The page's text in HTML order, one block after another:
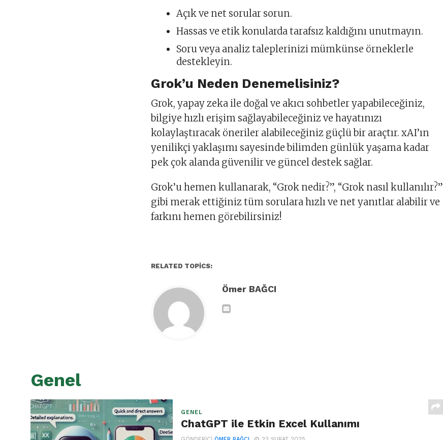
Açık ve net sorular sorun.
Hassas ve etik konularda tarafsız kaldığını unutmayın.
Soru veya analiz taleplerinizi mümkünse örneklerle
destekleyin.
Grok’u Neden Denemelisiniz?
Grok, yapay zeka ile doğal ve akıcı sohbetler yapabileceğiniz,
bilgiye hızlı erişim sağlayabileceğiniz ve hayatınızı
kolaylaştıracak öneriler alabileceğiniz güçlü bir araçtır. xAI’ın
yenilikçi yaklaşımı sayesinde bilimden günlük yaşama kadar
pek çok alanda güvenilir ve güncel destek sağlar.
Grok’u hemen kullanarak, “Grok nedir?”, “Grok nasıl kullanılır?”
gibi merak ettiğiniz tüm sorulara hızlı ve net yanıtlar alabilir ve
farkını hemen görebilirsiniz!
RELATED TOPICS:
Ömer BAĞCI
Genel
GENEL
ChatGPT ile Etkin Excel Kullanımı